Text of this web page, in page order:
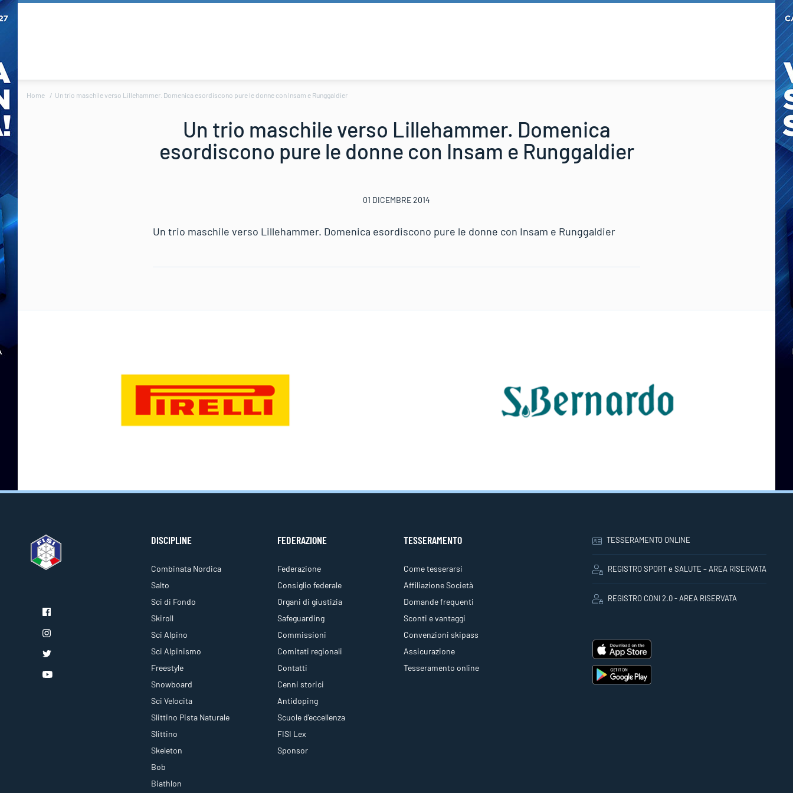
Home Un trio maschile verso Lillehammer. Domenica esordiscono pure le donne con Insam e Runggaldier
Un trio maschile verso Lillehammer. Domenica
esordiscono pure le donne con Insam e Runggaldier
01 DICEMBRE 2014
Un trio maschile verso Lillehammer. Domenica esordiscono pure le donne con Insam e Runggaldier
DISCIPLINE
Combinata Nordica
Salto
Sci di Fondo
Skiroll
Sci Alpino
Sci Alpinismo
Freestyle
Snowboard
Sci Velocita
Slittino Pista Naturale
Slittino
Skeleton
Bob
Biathlon
FEDERAZIONE
Federazione
Consiglio federale
Organi di giustizia
Safeguarding
Commissioni
Comitati regionali
Contatti
Cenni storici
Antidoping
Scuole d'eccellenza
FISI Lex
Sponsor
TESSERAMENTO
Come tesserarsi
Affiliazione Società
Domande frequenti
Sconti e vantaggi
Convenzioni skipass
Assicurazione
Tesseramento online
TESSERAMENTO ONLINE
REGISTRO SPORT e SALUTE – AREA RISERVATA
REGISTRO CONI 2.0 - AREA RISERVATA